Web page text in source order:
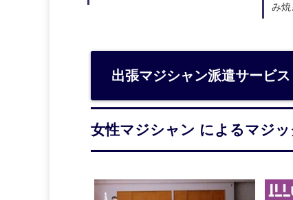
み焼
出張マジシャン派遣サービス
女性マジシャン によるマジ